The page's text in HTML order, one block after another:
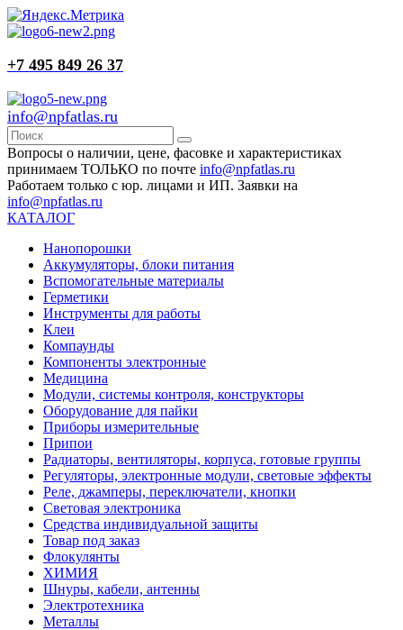
+7 495 849 26 37
info@npfatlas.ru
Вопросы о наличии, цене, фасовке и характеристиках
принимаем ТОЛЬКО по почте info@npfatlas.ru
Работаем только с юр. лицами и ИП. Заявки на
info@npfatlas.ru
КАТАЛОГ
Нанопорошки
Аккумуляторы, блоки питания
Вспомогательные материалы
Герметики
Инструменты для работы
Клеи
Компаунды
Компоненты электронные
Медицина
Модули, системы контроля, конструкторы
Оборудование для пайки
Приборы измерительные
Припои
Радиаторы, вентиляторы, корпуса, готовые группы
Регуляторы, электронные модули, световые эффекты
Реле, джамперы, переключатели, кнопки
Световая электроника
Средства индивидуальной защиты
Товар под заказ
Флокулянты
ХИМИЯ
Шнуры, кабели, антенны
Электротехника
Металлы